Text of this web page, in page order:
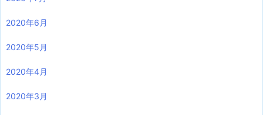
2020年6月
2020年5月
2020年4月
2020年3月